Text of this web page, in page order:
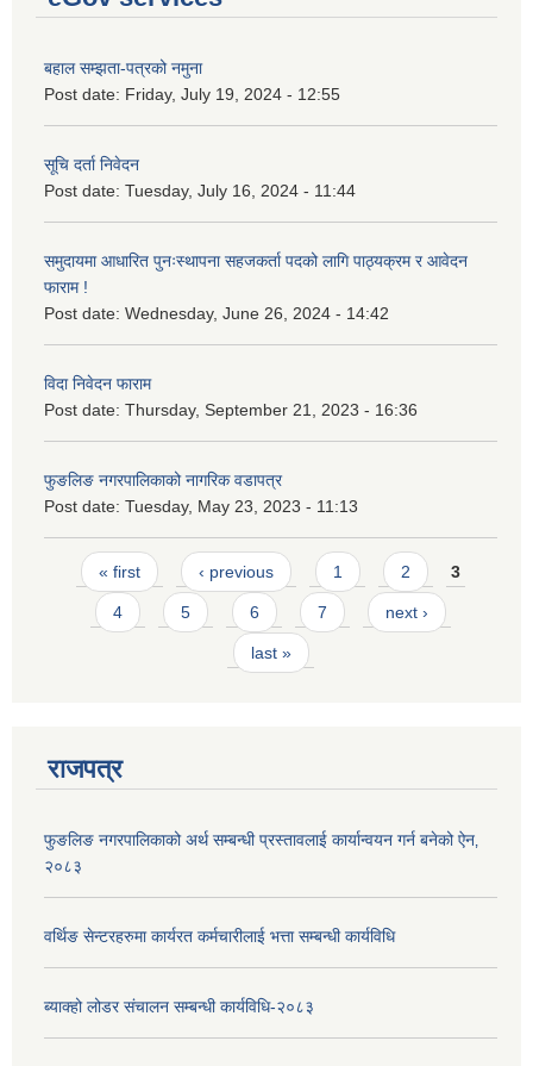
बहाल सम्झता-पत्रको नमुना
Post date: Friday, July 19, 2024 - 12:55
सूचि दर्ता निवेदन
Post date: Tuesday, July 16, 2024 - 11:44
समुदायमा आधारित पुनःस्थापना सहजकर्ता पदको लागि पाठ्यक्रम र आवेदन
फाराम !
Post date: Wednesday, June 26, 2024 - 14:42
विदा निवेदन फाराम
Post date: Thursday, September 21, 2023 - 16:36
फुङलिङ नगरपालिकाको नागरिक वडापत्र
Post date: Tuesday, May 23, 2023 - 11:13
Pages
« first ‹ previous 1 2 3
4 5 6 7 next ›
last »
राजपत्र
फुङलिङ नगरपालिकाको अर्थ सम्बन्धी प्रस्तावलाई कार्यान्वयन गर्न बनेको ऐन‚
२०८३
वर्थिङ सेन्टरहरुमा कार्यरत कर्मचारीलाई भत्ता सम्बन्धी कार्यविधि
ब्याक्हो लोडर संचालन सम्बन्धी कार्यविधि-२०८३